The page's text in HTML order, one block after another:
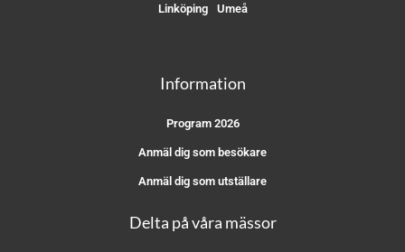
Linköping Umeå
Information
Program 2026
Anmäl dig som besökare
Anmäl dig som utställare
Delta på våra mässor